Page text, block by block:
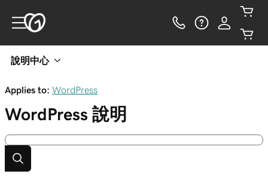
說明中心
Applies to: WordPress
WordPress 說明